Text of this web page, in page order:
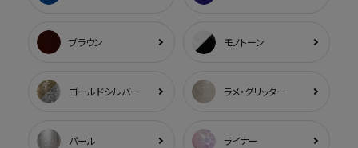
ブラウン モノトーン
ゴールドシルバー ラメ・グリッター
パール ライナー